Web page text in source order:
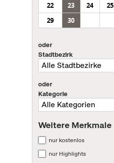
22
23 24 25
29
30
oder
Stadtbezirk
oder
Kategorie
Weitere Merkmale
nur kostenlos
nur Highlights